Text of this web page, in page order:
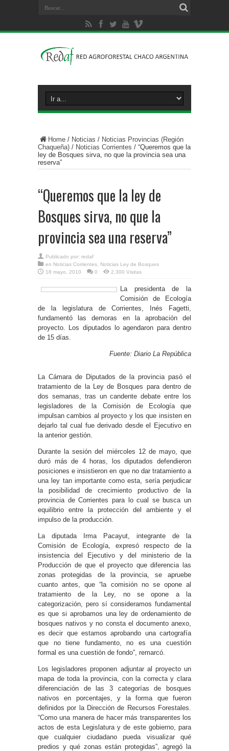
Home / Noticias / Noticias Provincias (Región
Chaqueña) / Noticias Corrientes / “Queremos que la
ley de Bosques sirva, no que la provincia sea una
reserva”
“Queremos que la ley de
Bosques sirva, no que la
provincia sea una reserva”
Publicado por: redaf
en Noticias Corrientes
Noticias Ley de Bosques
18 mayo, 2010
0 2,300 Visitas
La presidenta de la
Comisión de Ecología
de la legislatura de Corrientes, Inés Fagetti,
fundamentó las demoras en la aprobación del
proyecto. Los diputados lo agendaron para dentro
de 15 días.
Fuente: Diario La República
La Cámara de Diputados de la provincia pasó el
tratamiento de la Ley de Bosques para dentro de
dos semanas, tras un candente debate entre los
legisladores de la Comisión de Ecología que
impulsan cambios al proyecto y los que insisten en
dejarlo tal cual fue derivado desde el Ejecutivo en
la anterior gestión.
Durante la sesión del miércoles 12 de mayo, que
duró más de 4 horas, los diputados defendieron
posiciones e insistieron en que no dar tratamiento a
una ley tan importante como esta, sería perjudicar
la posibilidad de crecimiento productivo de la
provincia de Corrientes para lo cual se busca un
equilibrio entre la protección del ambiente y el
impulso de la producción.
La diputada Irma Pacayut, integrante de la
Comisión de Ecología, expresó respecto de la
insistencia del Ejecutivo y del ministerio de la
Producción de que el proyecto que diferencia las
zonas protegidas de la provincia, se apruebe
cuanto antes, que “la comisión no se opone al
tratamiento de la Ley, no se opone a la
categorización, pero sí consideramos fundamental
es que si aprobamos una ley de ordenamiento de
bosques nativos y no consta el documento anexo,
es decir que estamos aprobando una cartografía
que no tiene fundamento, no es una cuestión
formal es una cuestión de fondo”, remarcó.
Los legisladores proponen adjuntar al proyecto un
mapa de toda la provincia, con la correcta y clara
diferenciación de las 3 categorías de bosques
nativos en porcentajes, y la forma que fueron
definidos por la Dirección de Recursos Forestales.
“Como una manera de hacer más transparentes los
actos de esta Legislatura y de este gobierno, para
que cualquier ciudadano pueda visualizar qué
predios y qué zonas están protegidas”, agregó la